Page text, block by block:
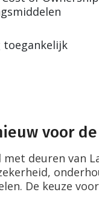
voor de
deuren van
De keuze voor